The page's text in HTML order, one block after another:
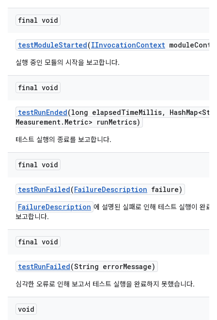
final void
testModuleStarted(IInvocationContext module
실행 중인 모듈의 시작을 보고합니다.
final void
testRunEnded(long elapsedTimeMillis, Hash
Measurement. Metric> runMetrics)
테스트 실행의 종료를 보고합니다.
final void
testRunFailed(FailureDescription failure)
FailureDescription 에 설명된 실패로 인해 테스트 실행이 완료
보고합니다.
final void
testRunFailed(String errorMessage)
심각한 오류로 인해 보고서 테스트 실행을 완료하지 못했습니다.
void